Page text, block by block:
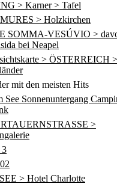
> Karner > Tafel
> Holzkirchen
SOMMA-VESÚVIO >
bei Neapel
> ÖSTERREICH >
mit den meisten Hits
See Sonnenuntergang
>
3
> Hotel Charlotte